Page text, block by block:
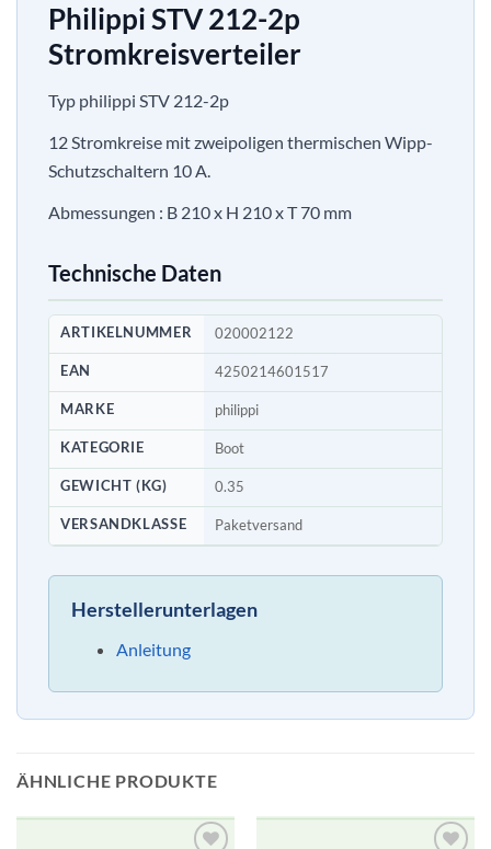
Philippi STV 212-2p
Stromkreisverteiler
Typ philippi STV 212-2p
12 Stromkreise mit zweipoligen thermischen Wipp-
Schutzschaltern 10 A.
Abmessungen : B 210 x H 210 x T 70 mm
Technische Daten
ARTIKELNUMMER 020002122
EAN 4250214601517
MARKE philippi
KATEGORIE Boot
GEWICHT (KG) 0.35
VERSANDKLASSE Paketversand
Herstellerunterlagen
Anleitung
ÄHNLICHE PRODUKTE